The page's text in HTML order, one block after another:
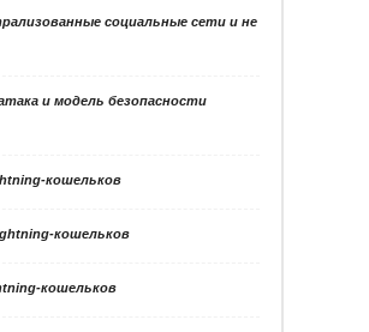
социальные сети и не
и модель безопасности
кошельков
кошельков
кошельков